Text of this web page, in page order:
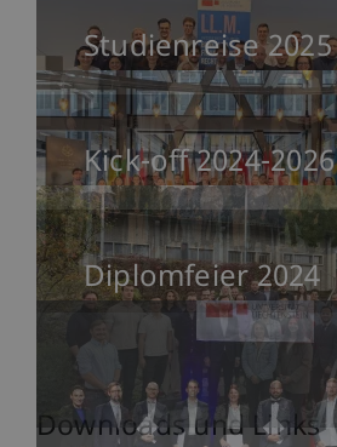
Studienreise 2025
Kick-off 2024-2026
Diplomfeier 2024
Downloads und Links